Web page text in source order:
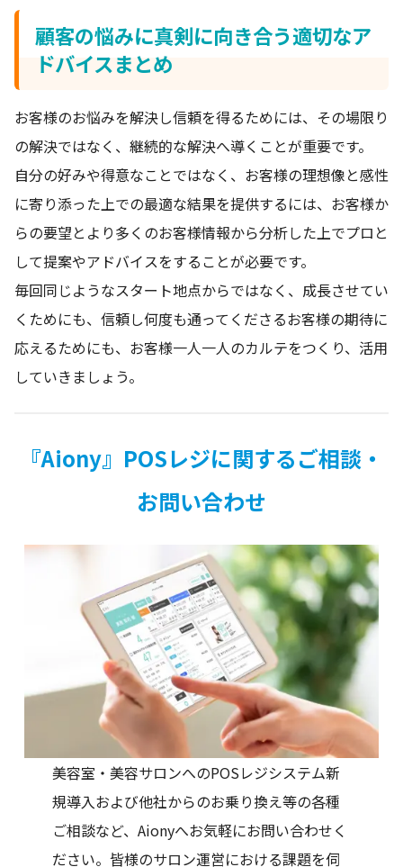
顧客の悩みに真剣に向き合う適切なア
ドバイスまとめ
お客様のお悩みを解決し信頼を得るためには、その場限り
の解決ではなく、継続的な解決へ導くことが重要です。
自分の好みや得意なことではなく、お客様の理想像と感性
に寄り添った上での最適な結果を提供するには、お客様か
らの要望とより多くのお客様情報から分析した上でプロと
して提案やアドバイスをすることが必要です。
毎回同じようなスタート地点からではなく、成長させてい
くためにも、信頼し何度も通ってくださるお客様の期待に
応えるためにも、お客様一人一人のカルテをつくり、活用
していきましょう。
『Aiony』POSレジに関するご相談・
お問い合わせ
美容室・美容サロンへのPOSレジシステム新
規導入および他社からのお乗り換え等の各種
ご相談など、Aionyへお気軽にお問い合わせく
ださい。皆様のサロン運営における課題を伺